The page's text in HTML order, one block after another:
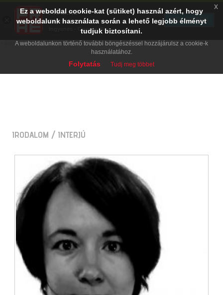
IRODALOM / INTERJÚ
Ez a weboldal cookie-kat (sütiket) használ azért, hogy
weboldalunk használata során a lehető legjobb élményt
tudjuk biztosítani.
A weboldalunkon történő további böngészéssel hozzájárulsz a cookie-k
használatához.
Folytatás Tudj meg többet
x
PRAE.HU
Digital Evolution
Ingyenes - Google Play
TELEPÍTÉS